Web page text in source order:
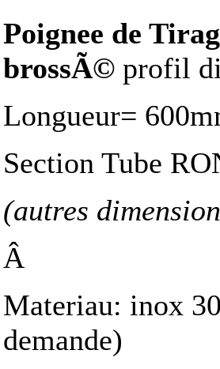
Poignee de
brossÃ© profil
Longueur=
Section Tube
(autres
Â
Materiau: inox
demande)